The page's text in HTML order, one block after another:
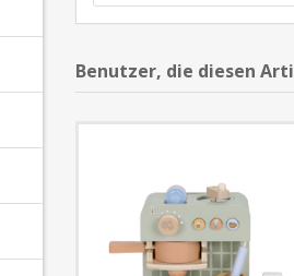
Benutzer, die diesen